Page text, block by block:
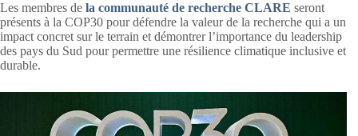
Les membres de la communauté de recherche CLARE seront
présents à la COP30 pour défendre la valeur de la recherche qui a un
impact concret sur le terrain et démontrer l’importance du leadership
des pays du Sud pour permettre une résilience climatique inclusive et
durable.